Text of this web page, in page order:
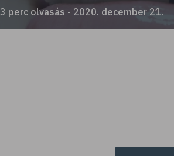
3 perc olvasás - 2020. december 21.